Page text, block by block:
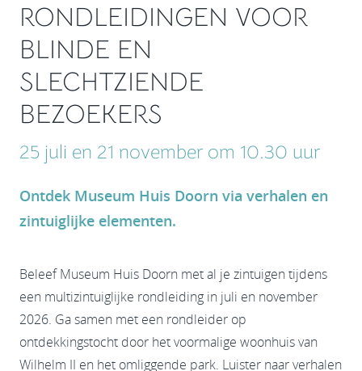
RONDLEIDINGEN VOOR
BLINDE EN
SLECHTZIENDE
BEZOEKERS
25 juli en 21 november om 10.30 uur
Ontdek Museum Huis Doorn via verhalen en
zintuiglijke elementen.
Beleef Museum Huis Doorn met al je zintuigen tijdens
een multizintuiglijke rondleiding in juli en november
2026. Ga samen met een rondleider op
ontdekkingstocht door het voormalige woonhuis van
Wilhelm II en het omliggende park. Luister naar verhalen